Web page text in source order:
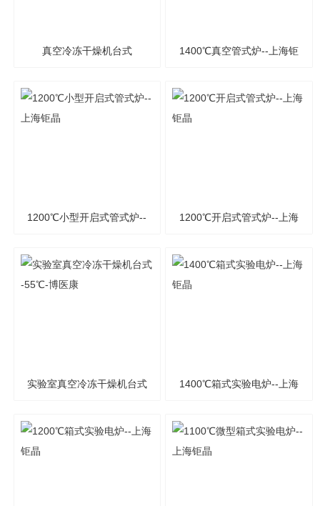
真空冷冻干燥机台式 1400℃真空管式炉--上海钜
1200℃小型开启式管式炉-- 1200℃开启式管式炉--上海
实验室真空冷冻干燥机台式 1400℃箱式实验电炉--上海